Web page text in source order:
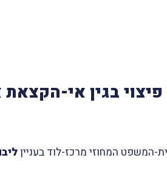
פיצוי בגין אי-